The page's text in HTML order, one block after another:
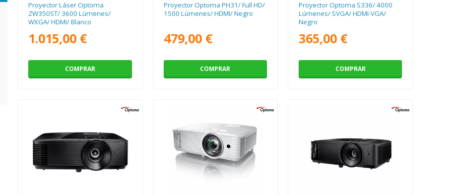
Proyector Láser Optoma
ZW350ST/ 3600 Lúmenes/
WXGA/ HDMI/ Blanco
1.015,00 €
COMPRAR
Proyector Optoma PH31/ Full HD/
1500 Lúmenes/ HDMI/ Negro
479,00 €
COMPRAR
Proyector Optoma S336/ 4000
Lúmenes/ SVGA/ HDMI-VGA/
Negro
365,00 €
COMPRAR